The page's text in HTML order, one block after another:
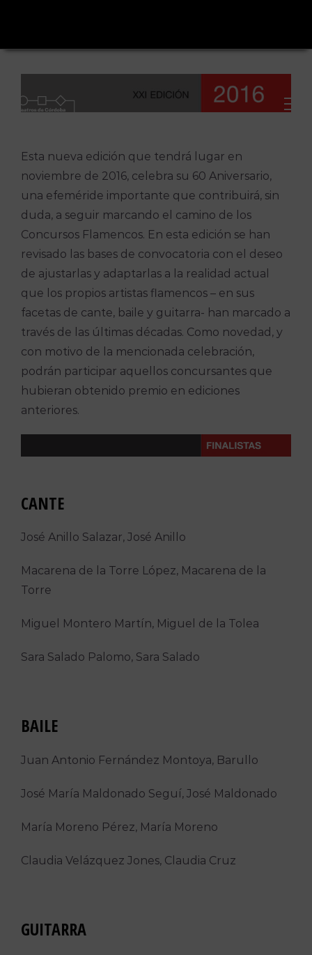
contenido
Esta nueva edición que tendrá lugar en
noviembre de 2016, celebra su 60 Aniversario,
una efeméride importante que contribuirá, sin
duda, a seguir marcando el camino de los
Concursos Flamencos. En esta edición se han
revisado las bases de convocatoria con el deseo
de ajustarlas y adaptarlas a la realidad actual
que los propios artistas flamencos – en sus
facetas de cante, baile y guitarra- han marcado a
través de las últimas décadas. Como novedad, y
con motivo de la mencionada celebración,
podrán participar aquellos concursantes que
hubieran obtenido premio en ediciones
anteriores.
CANTE
José Anillo Salazar, José Anillo
Macarena de la Torre López, Macarena de la
Torre
Miguel Montero Martín, Miguel de la Tolea
Sara Salado Palomo, Sara Salado
BAILE
Juan Antonio Fernández Montoya, Barullo
José María Maldonado Seguí, José Maldonado
María Moreno Pérez, María Moreno
Claudia Velázquez Jones, Claudia Cruz
GUITARRA